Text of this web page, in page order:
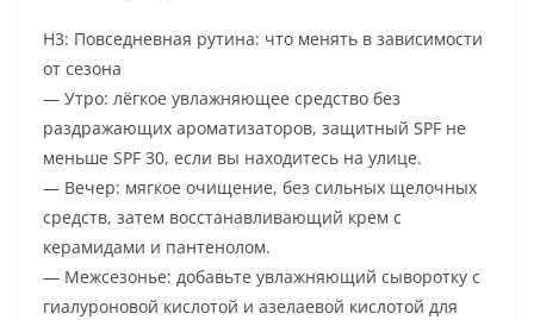
H3: Повседневная рутина: что менять в зависимости
от сезона
— Утро: лёгкое увлажняющее средство без
раздражающих ароматизаторов, защитный SPF не
меньше SPF 30, если вы находитесь на улице.
— Вечер: мягкое очищение, без сильных щелочных
средств, затем восстанавливающий крем с
керамидами и пантенолом.
— Межсезонье: добавьте увлажняющий сыворотку с
гиалуроновой кислотой и азелаевой кислотой для